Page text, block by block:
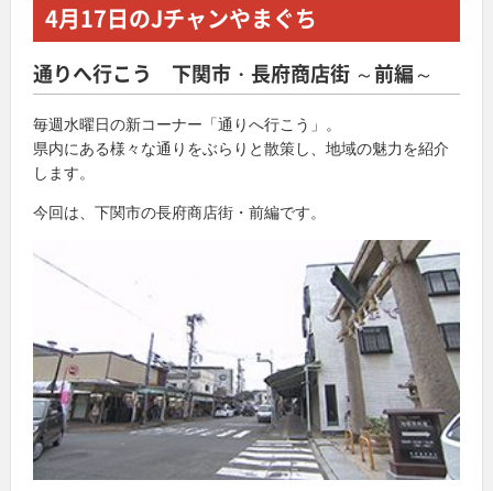
4月17日のJチャンやまぐち
通りへ行こう 下関市・長府商店街 ～前編～
毎週水曜日の新コーナー「通りへ行こう」。
県内にある様々な通りをぶらりと散策し、地域の魅力を紹介
します。
今回は、下関市の長府商店街・前編です。